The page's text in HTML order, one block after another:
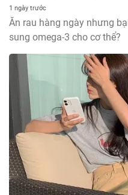
1 ngày trước
Ăn rau hàng ngày nhưng
sung omega-3 cho cơ thể?